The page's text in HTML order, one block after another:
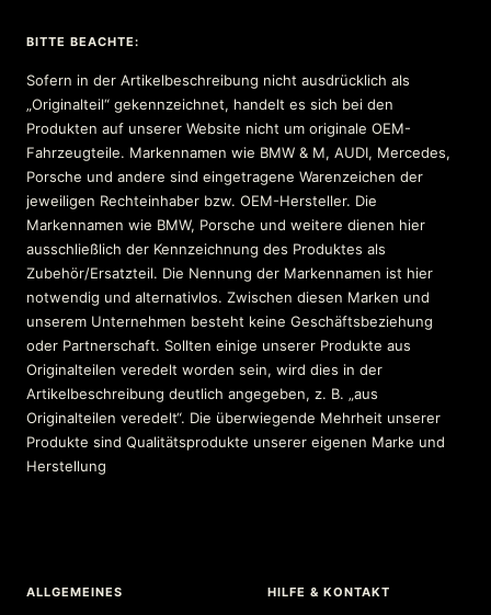
BITTE BEACHTE:
Sofern in der Artikelbeschreibung nicht ausdrücklich als
„Originalteil“ gekennzeichnet, handelt es sich bei den
Produkten auf unserer Website nicht um originale OEM-
Fahrzeugteile. Markennamen wie BMW & M, AUDI, Mercedes,
Porsche und andere sind eingetragene Warenzeichen der
jeweiligen Rechteinhaber bzw. OEM-Hersteller. Die
Markennamen wie BMW, Porsche und weitere dienen hier
ausschließlich der Kennzeichnung des Produktes als
Zubehör/Ersatzteil. Die Nennung der Markennamen ist hier
notwendig und alternativlos. Zwischen diesen Marken und
unserem Unternehmen besteht keine Geschäftsbeziehung
oder Partnerschaft. Sollten einige unserer Produkte aus
Originalteilen veredelt worden sein, wird dies in der
Artikelbeschreibung deutlich angegeben, z. B. „aus
Originalteilen veredelt“. Die überwiegende Mehrheit unserer
Produkte sind Qualitätsprodukte unserer eigenen Marke und
Herstellung
ALLGEMEINES HILFE & KONTAKT